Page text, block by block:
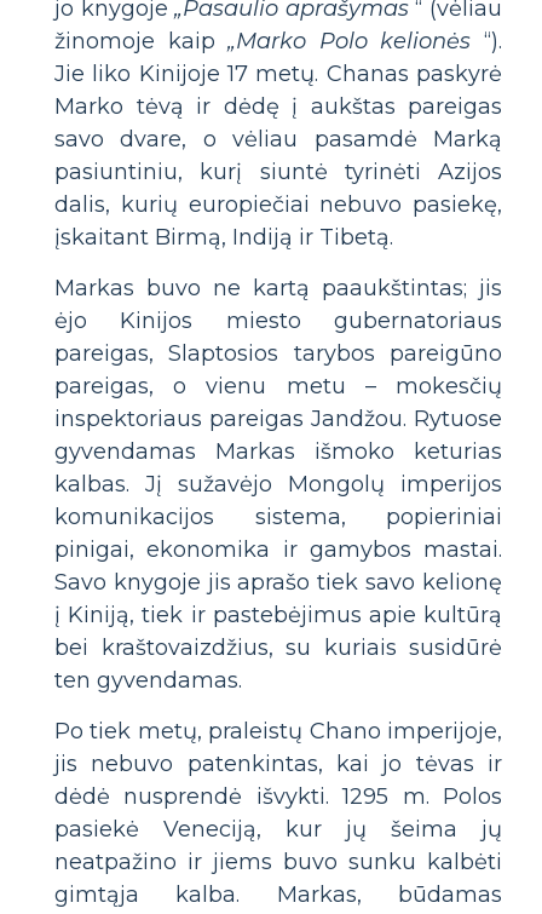
jo knygoje„Pasaulio aprašymas“ (vėliau
žinomoje kaip„Marko Polo kelionės “).
Jie liko Kinijoje 17 metų. Chanas paskyrė
Marko tėvą ir dėdę į aukštas pareigas
savo dvare, o vėliau pasamdė Marką
pasiuntiniu, kurį siuntė tyrinėti Azijos
dalis, kurių europiečiai nebuvo pasiekę,
įskaitant Birmą, Indiją ir Tibetą.
Markas buvo ne kartą paaukštintas; jis
ėjo Kinijos miesto gubernatoriaus
pareigas, Slaptosios tarybos pareigūno
pareigas, o vienu metu – mokesčių
inspektoriaus pareigas Jandžou. Rytuose
gyvendamas Markas išmoko keturias
kalbas. Jį sužavėjo Mongolų imperijos
komunikacijos sistema, popieriniai
pinigai, ekonomika ir gamybos mastai.
Savo knygoje jis aprašo tiek savo kelionę
į Kiniją, tiek ir pastebėjimus apie kultūrą
bei kraštovaizdžius, su kuriais susidūrė
ten gyvendamas.
Po tiek metų, praleistų Chano imperijoje,
jis nebuvo patenkintas, kai jo tėvas ir
dėdė nusprendė išvykti. 1295 m. Polos
pasiekė Veneciją, kur jų šeima jų
neatpažino ir jiems buvo sunku kalbėti
gimtąja kalba. Markas, būdamas